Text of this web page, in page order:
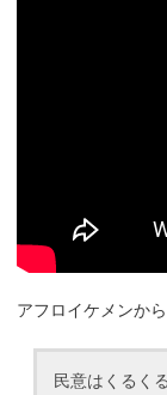
アフロイケメンか
民意はくるく